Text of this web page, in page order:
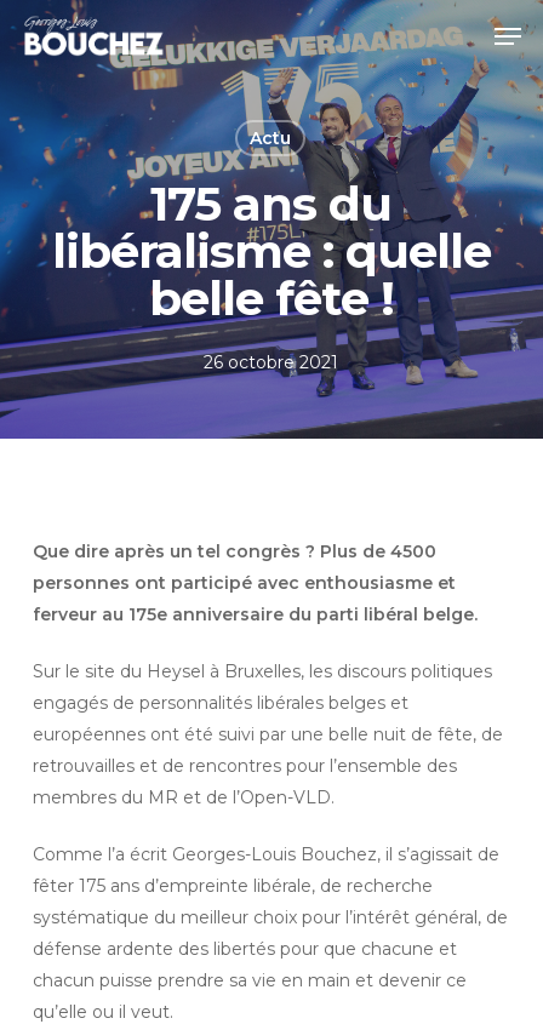
Skip
to
main
content
Actu
175 ans du
libéralisme : quelle
belle fête !
26 octobre 2021
Que dire après un tel congrès ? Plus de 4500
personnes ont participé avec enthousiasme et
ferveur au 175e anniversaire du parti libéral belge.
Sur le site du Heysel à Bruxelles, les discours politiques
engagés de personnalités libérales belges et
européennes ont été suivi par une belle nuit de fête, de
retrouvailles et de rencontres pour l’ensemble des
membres du MR et de l’Open-VLD.
Comme l’a écrit Georges-Louis Bouchez, il s’agissait de
fêter 175 ans d’empreinte libérale, de recherche
systématique du meilleur choix pour l’intérêt général, de
défense ardente des libertés pour que chacune et
chacun puisse prendre sa vie en main et devenir ce
qu’elle ou il veut.
Close
Menu